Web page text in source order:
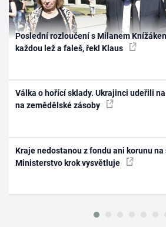
Poslední rozloučení s Milanem
každou lež a faleš, řekl Klaus
Válka o hořící sklady. Ukrajinci udeřili
na zemědělské zásoby
Kraje nedostanou z fondu ani korunu
Ministerstvo krok vysvětluje